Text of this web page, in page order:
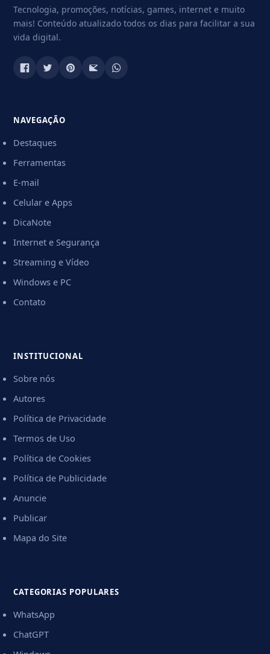
Tecnologia, promoções, notícias, games, internet e muito
mais! Conteúdo atualizado todos os dias para facilitar a sua
vida digital.
NAVEGAÇÃO
Destaques
Ferramentas
E-mail
Celular e Apps
DicaNote
Internet e Segurança
Streaming e Vídeo
Windows e PC
Contato
INSTITUCIONAL
Sobre nós
Autores
Política de Privacidade
Termos de Uso
Política de Cookies
Política de Publicidade
Anuncie
Publicar
Mapa do Site
CATEGORIAS POPULARES
WhatsApp
ChatGPT